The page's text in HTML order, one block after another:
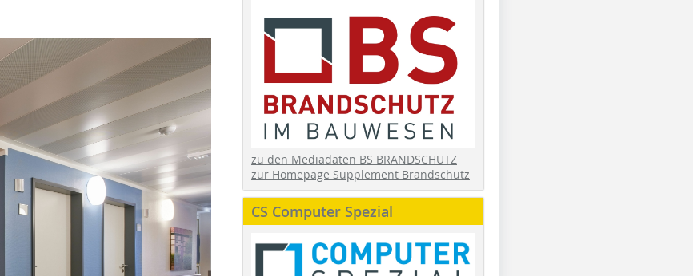
zu den Mediadaten BS BRANDSCHUTZ
zur Homepage Supplement Brandschutz
CS Computer Spezial